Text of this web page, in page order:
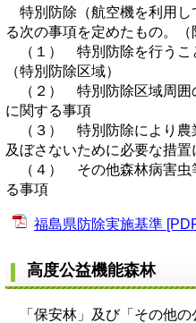
特別防除（航空機を利用し
る次の事項を定めたもの。（
（１） 特別防除を行うこ
（特別防除区域）
（２） 特別防除区域周囲
に関する事項
（３） 特別防除により農
及ぼさないために必要な措
（４） その他森林病害虫
る事項
福島県防除実施基準
高度公益機能森林
「保安林」及び「その他の